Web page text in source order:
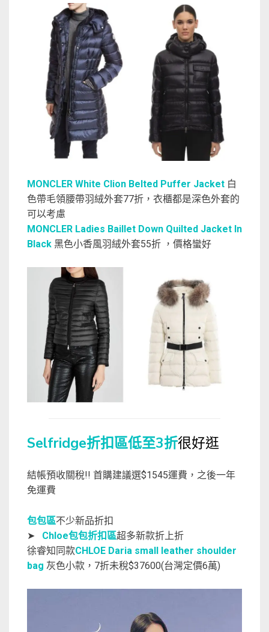
MONCLER White Clion Belted Puffer Jacket 白
色帶毛領腰帶羽絨外套77折，衣櫃都是深色外套的
可以考慮
MONCLER Ladies Baillet Down Quilted Jacket In
Black 黑色小香風羽絨外套55折 ，價格蠻好
Selfridge折扣區低至3折很好逛
結帳預收關稅!! 首購建議選$1545運費，之後一年
免運費
包包區不少新品折扣
➤ Chloe包包折扣區超多新款折上折
徐睿知同款CHLOE Daria small leather shoulder
bag 灰色小款，7折未稅$37600(台灣定價6萬)